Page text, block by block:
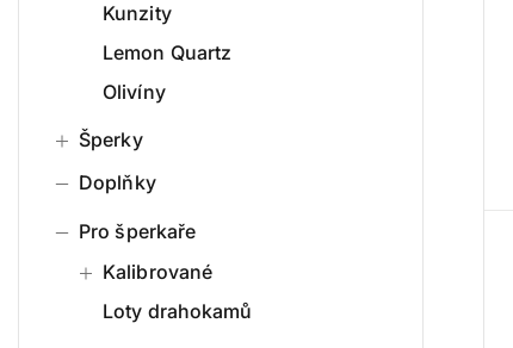
Kunzity
Lemon Quartz
Olivíny
Šperky
Doplňky
Pro šperkaře
Kalibrované
Loty drahokamů